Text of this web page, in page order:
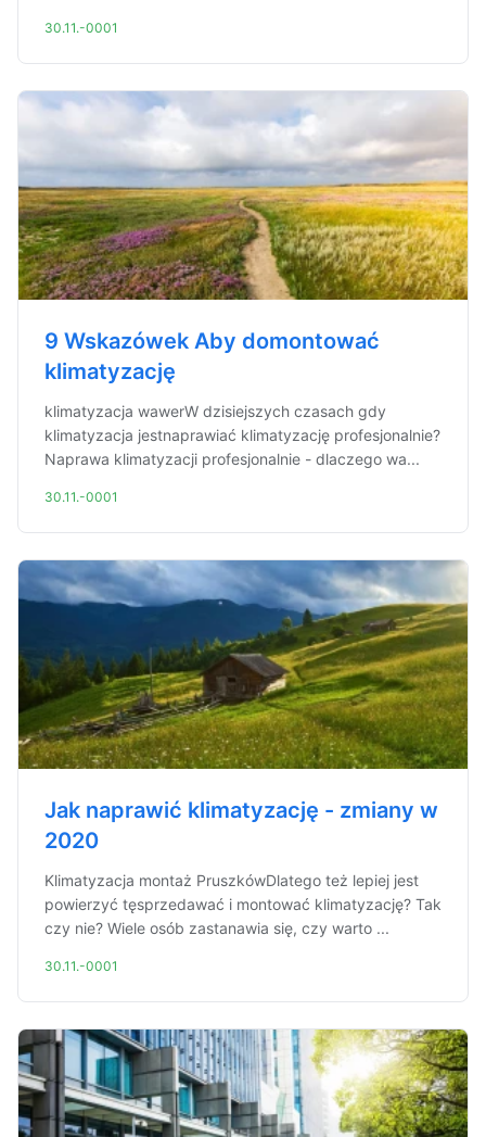
30.11.-0001
9 Wskazówek Aby domontować
klimatyzację
klimatyzacja wawerW dzisiejszych czasach gdy
klimatyzacja jestnaprawiać klimatyzację profesjonalnie?
Naprawa klimatyzacji profesjonalnie - dlaczego wa...
30.11.-0001
Jak naprawić klimatyzację - zmiany w
2020
Klimatyzacja montaż PruszkówDlatego też lepiej jest
powierzyć tęsprzedawać i montować klimatyzację? Tak
czy nie? Wiele osób zastanawia się, czy warto ...
30.11.-0001